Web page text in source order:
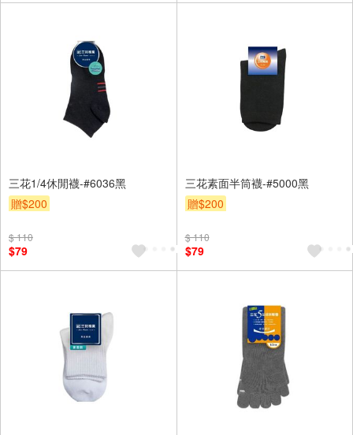
三花1/4休閒襪-#6036黑
贈$200
$ 110
$79
三花素面半筒襪-#5000黑
贈$200
$ 110
$79